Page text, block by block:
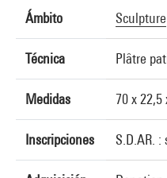
Ámbito Sculpture
Técnica Plâtre
Medidas 70 x 22,5
Inscripciones S.D.AR. :